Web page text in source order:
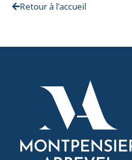
Retour à l'accueil